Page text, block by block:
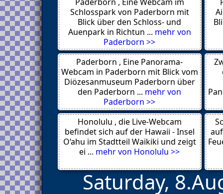
Bad Lauterberg
Bad Laer
Bad Iburg
Bad Harzburg
Bad Essen
Aurich
Torfhaus
Altenau
Breege-Juliusruh
Vitte 18565
Waren 17192
Waren
Polchow 18551
Ostseebad Baabe 18586
Stralsund
Thiessow
Ostseebad Heringsdorf
Ostseebad Binz
Schlosspark von Paderborn mit
Blick über den Schloss- und
Auenpark in Richtun ... mehr von
Paderborn >>
Paderborn , Eine Panorama-
Webcam in Paderborn mit Blick vom
Diözesanmuseum Paderborn über
den Paderborn ... mehr von
Paderborn >>
Honolulu , die Live-Webcam
befindet sich auf der Hawaii - Insel
O‘ahu im Stadtteil Waikiki und zeigt
ei ... mehr von Honolulu >>
Saturday,